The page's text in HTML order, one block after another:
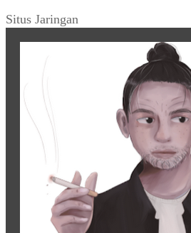
Situs Jaringan